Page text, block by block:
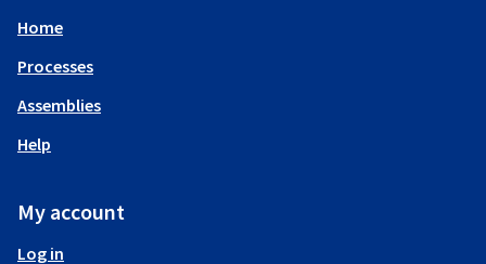
Home
Processes
Assemblies
Help
My account
Log in